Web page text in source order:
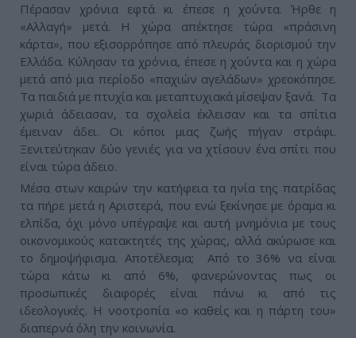
Πέρασαν χρόνια εφτά κι έπεσε η χούντα. Ήρθε η
«Αλλαγή» μετά. Η χώρα απέκτησε τώρα «πράσινη
κάρτα», που εξισορρόπησε από πλευράς διορισμού την
Ελλάδα. Κύλησαν τα χρόνια, έπεσε η χούντα και η χώρα
μετά από μια περίοδο «παχιών αγελάδων» χρεοκόπησε.
Τα παιδιά με πτυχία και μεταπτυχιακά μίσεψαν ξανά. Τα
χωριά άδειασαν, τα σχολεία έκλεισαν και τα σπίτια
έμειναν άδει. Οι κόποι μιας ζωής πήγαν στράφι.
Ξενιτεύτηκαν δύο γενιές για να χτίσουν ένα σπίτι που
είναι τώρα άδειο.
Μέσα στων καιρών την κατήφεια τα ηνία της πατρίδας
τα πήρε μετά η Αριστερά, που ενώ ξεκίνησε με όραμα κι
ελπίδα, όχι μόνο υπέγραψε και αυτή μνημόνια με τους
οικονομικούς κατακτητές της χώρας, αλλά ακύρωσε και
το δημοψήφισμα. Αποτέλεσμα; Από το 36% να είναι
τώρα κάτω κι από 6%, φανερώνοντας πως οι
προσωπικές διαφορές είναι πάνω κι από τις
ιδεολογικές. Η νοοτροπία «ο καθείς και η πάρτη του»
διαπερνά όλη την κοινωνία.